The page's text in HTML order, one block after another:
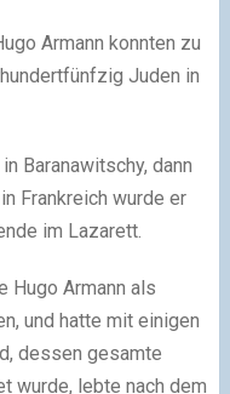
Armann konnten zu
Juden in
Baranawitschy, dann
Frankreich wurde er
im Lazarett.
Hugo Armann als
und hatte mit einigen
dessen gesamte
wurde, lebte nach dem